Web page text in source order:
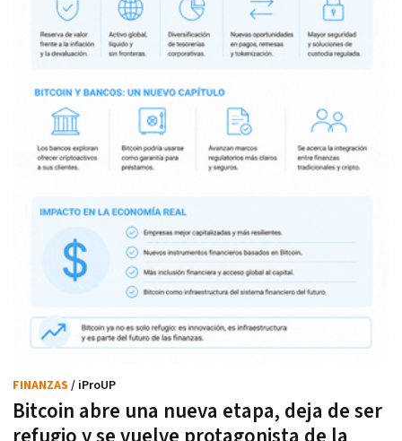
Bitcoin abre una nueva etapa, deja de ser
FINANZAS / iProUP